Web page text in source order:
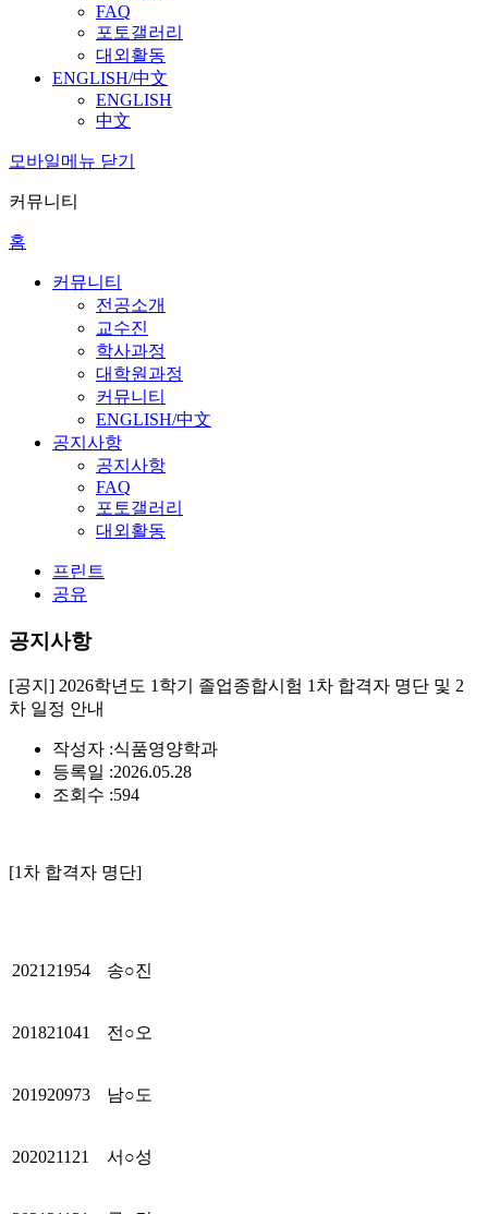
FAQ
포토갤러리
대외활동
ENGLISH/中文
ENGLISH
中文
모바일메뉴 닫기
커뮤니티
홈
커뮤니티
전공소개
교수진
학사과정
대학원과정
커뮤니티
ENGLISH/中文
공지사항
공지사항
FAQ
포토갤러리
대외활동
프린트
공유
공지사항
[공지] 2026학년도 1학기 졸업종합시험 1차 합격자 명단 및 2
차 일정 안내
작성자 :식품영양학과
등록일 :2026.05.28
조회수 :594
[1차 합격자 명단]
202121954 송○진
201821041 전○오
201920973 남○도
202021121 서○성